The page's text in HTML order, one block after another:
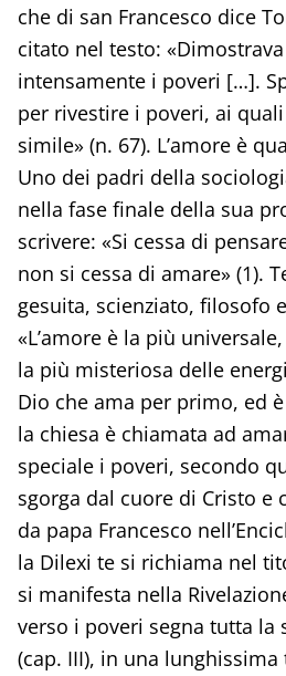
che di san Francesco dice
citato nel testo:
intensamente i poveri […].
per rivestire i poveri, ai
simile» (n. 67). L’amore è
Uno dei padri della
nella fase finale della sua
scrivere: «Si cessa di
non si cessa di amare» (1).
gesuita, scienziato, filosofo
«L’amore è la più
la più misteriosa delle
Dio che ama per primo, ed
la chiesa è chiamata ad
speciale i poveri, secondo
sgorga dal cuore di Cristo e
da papa Francesco
la Dilexi te si richiama nel
si manifesta nella
verso i poveri segna tutta la
(cap. III), in una